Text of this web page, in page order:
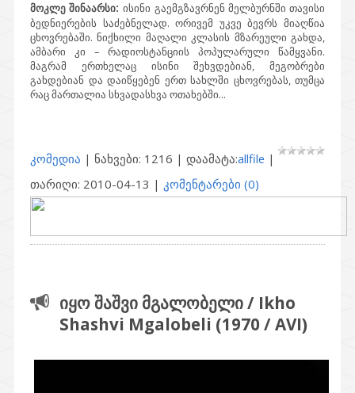
მოკლე შინაარსი: ისინი გაემგზავრნენ მელბურნში თავისი
ბედნიერების საძებნელად. ორივემ უკვე ბევრს მიაღწია
ცხოვრებაში. ნიქხილი მაღალი კლასის მზარეული გახდა,
ამბარი კი – რადიოსტანციის პოპულარული წამყვანი.
მაგრამ ერთხელაც ისინი შეხვდებიან, მეგობრები
გახდებიან და დაიწყებენ ერთ სახლში ცხოვრებას, თუმცა
რაც მართალია სხვადასხვა ოთახებში...
კომედია | ნახვები: 1216 | დაამატა:allfile |
თარიღი: 2010-04-13 | კომენტარები (0)
იყო შაშვი მგალობელი / Ikho
Shashvi Mgalobeli (1970 / AVI)